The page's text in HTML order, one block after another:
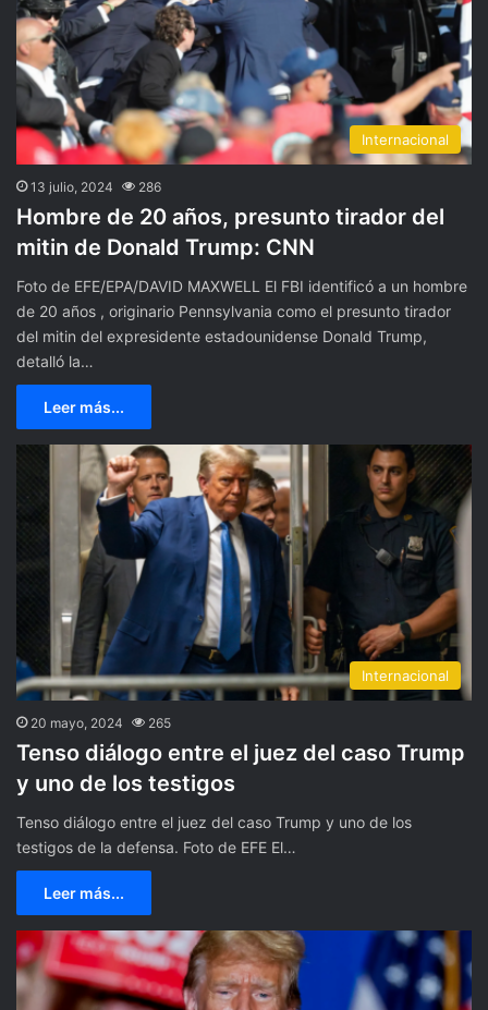
Internacional
13 julio, 2024 286
Hombre de 20 años, presunto tirador del
mitin de Donald Trump: CNN
Foto de EFE/EPA/DAVID MAXWELL El FBI identificó a un hombre
de 20 años , originario Pennsylvania como el presunto tirador
del mitin del expresidente estadounidense Donald Trump,
detalló la…
Leer más...
Internacional
20 mayo, 2024 265
Tenso diálogo entre el juez del caso Trump
y uno de los testigos
Tenso diálogo entre el juez del caso Trump y uno de los
testigos de la defensa. Foto de EFE El…
Leer más...